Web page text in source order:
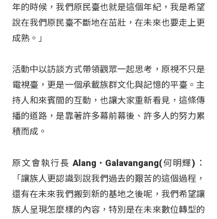
年的時候，我們原民臺也就是這個年紀，我是希望
說在我們原民臺不斷地在茁壯，在未來也要走上更
成熟。」
活動中以訪談方式帶領觀眾一起思考，原視不只是
電視臺，更是一個承載族群文化與記憶的平臺。主
持人和來賓間的互動，也讓大家重新看見，這條傳
播的道路，是靠著許多幕前幕後、許多人的努力累
積而成。
原文會執行長 Alang‧Galavangang(何明輝)：
「讓族人更認識到說我們過去的艱苦的這個過程，
還有在未來我們搬到新的基地之後呢，我們希望讓
族人呈現怎麼樣的內容，特別是在未來數位轉型的